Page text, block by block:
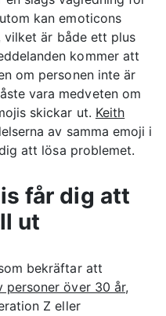
kan emoticons
vilket är både ett plus
kommer att
om personen inte är
vara medveten om
skickar ut. Keith
av samma emoji i
att lösa problemet.
får dig att
ut
bekräftar att
personer över 30 år,
Z eller